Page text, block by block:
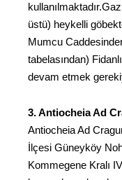
üstü) heykelli
Mumcu
tabelasından)
devam etmek
3. Antiocheia Ad
Antiocheia Ad
İlçesi Güneyköy
Kommegene Kralı